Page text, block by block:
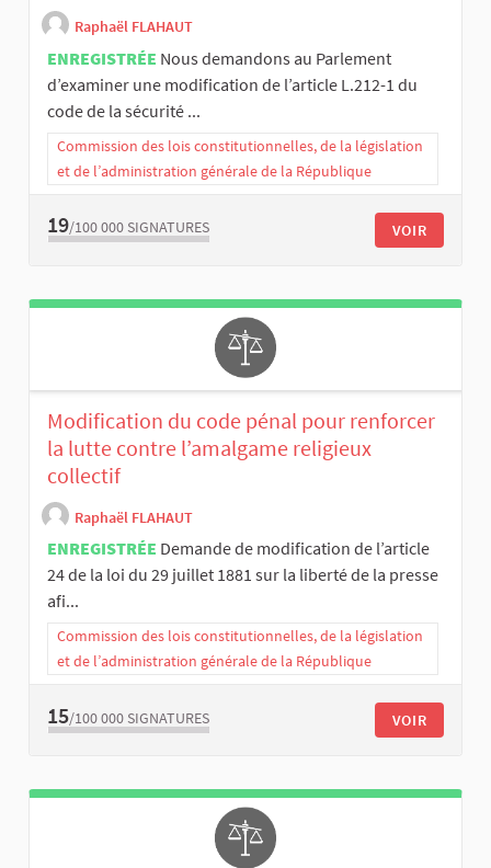
Raphaël FLAHAUT
ENREGISTRÉE Nous demandons au Parlement
d’examiner une modification de l’article L.212-1 du
code de la sécurité ...
Commission des lois constitutionnelles, de la législation
et de l’administration générale de la République
19/100 000 SIGNATURES VOIR
Modification du code pénal pour renforcer
la lutte contre l’amalgame religieux
collectif
Raphaël FLAHAUT
ENREGISTRÉE Demande de modification de l’article
24 de la loi du 29 juillet 1881 sur la liberté de la presse
afi...
Commission des lois constitutionnelles, de la législation
et de l’administration générale de la République
15/100 000 SIGNATURES VOIR